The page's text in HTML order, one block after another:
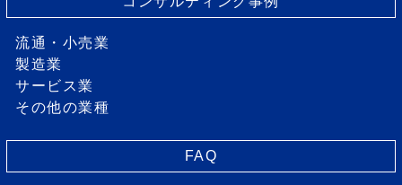
流通・小売業
製造業
サービス業
その他の業種
FAQ